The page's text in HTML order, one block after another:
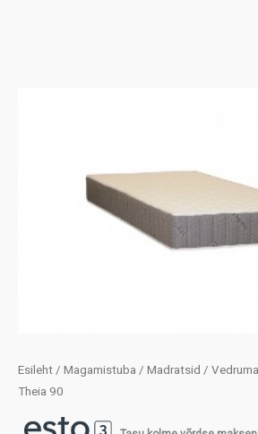
Esileht / Magamistuba / Madratsid /
Theia 90